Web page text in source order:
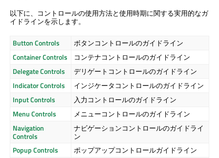
以下に、コントロールの使用方法と使用時期に関する実用的なガ
イドラインを示します。
Button Controls
ボタンコントロールのガイドライン
Container Controls
コンテナコントロールのガイドライン
Delegate Controls
デリゲートコントロールのガイドライン
Indicator Controls
インジケータコントロールのガイドライン
Input Controls
入力コントロールのガイドライン
Menu Controls
メニューコントロールのガイドライン
Navigation
Controls
ナビゲーションコントロールのガイドライ
ン
Popup Controls
ポップアップコントロールガイドライン